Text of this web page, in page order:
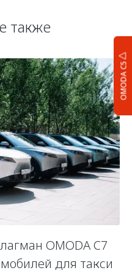
OMODA C5
также
OMODA C7
для такси